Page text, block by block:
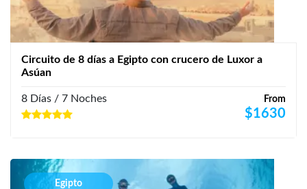
Circuito de 8 días a Egipto con crucero de Luxor a
Asúan
From
$1630
8 Días / 7 Noches
Egipto